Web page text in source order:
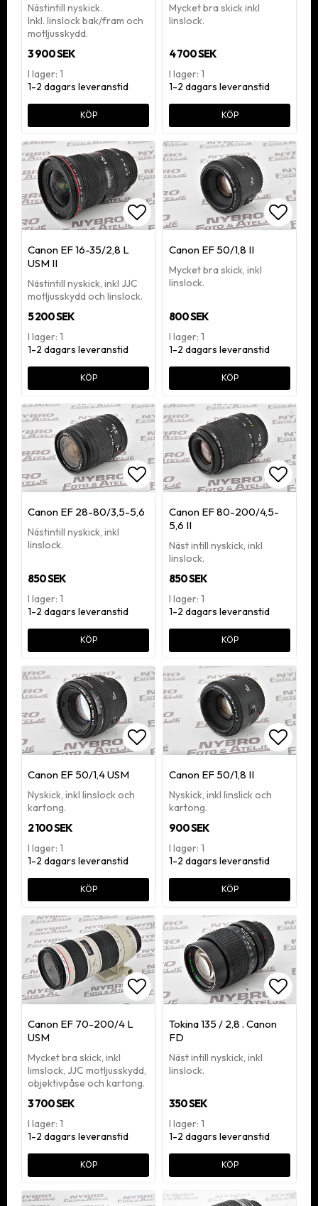
Nästintill nyskick.
Inkl. linslock bak/fram och
motljusskydd.
3 900 SEK
I lager: 1
1-2 dagars leveranstid
KÖP
Mycket bra skick inkl
linslock.
4 700 SEK
I lager: 1
1-2 dagars leveranstid
KÖP
Lägg till i favoritlistan
Canon EF 16-35/2,8 L
USM II
Nästintill nyskick, inkl JJC
motljusskydd och linslock.
5 200 SEK
I lager: 1
1-2 dagars leveranstid
KÖP
Lägg
Canon EF 50/1,8 II
Mycket bra skick, inkl
linslock.
800 SEK
I lager: 1
1-2 dagars leveranstid
KÖP
Canon EF 28-80/3,5-5,6
Nästintill nyskick, inkl
linslock.
850 SEK
I lager: 1
1-2 dagars leveranstid
KÖP
Canon EF 80-200/4,5-
5,6 II
Näst intill nyskick, inkl
linslock.
850 SEK
I lager: 1
1-2 dagars leveranstid
KÖP
Lägg till i favoritlistan
Canon EF 50/1,4 USM
Nyskick, inkl linslock och
kartong.
2 100 SEK
I lager: 1
1-2 dagars leveranstid
KÖP
Lägg
Canon EF 50/1,8 II
Nyskick, inkl linslick och
kartong.
900 SEK
I lager: 1
1-2 dagars leveranstid
KÖP
Lägg till i favoritlistan
Canon EF 70-200/4 L
USM
Mycket bra skick, inkl
limslock, JJC motljusskydd,
objektivpåse och kartong.
3 700 SEK
I lager: 1
1-2 dagars leveranstid
KÖP
Lägg
Tokina 135 / 2,8 . Canon
FD
Näst intill nyskick, inkl
linslock.
350 SEK
I lager: 1
1-2 dagars leveranstid
KÖP